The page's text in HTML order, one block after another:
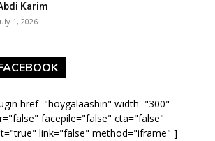
Karim
1, 2026
href="hoygalaashin" width="300"
facepile="false" cta="false"
link="false" method="iframe" ]